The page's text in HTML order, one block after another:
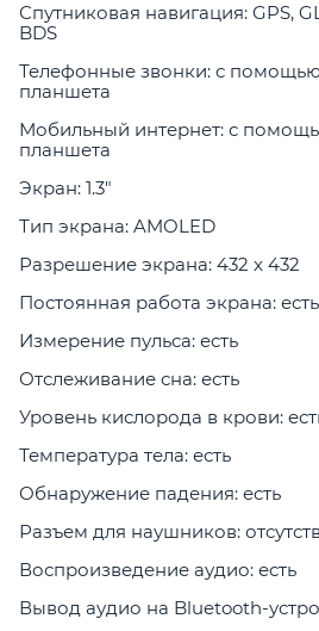
Спутниковая навигация: GPS,
BDS
Телефонные звонки: с
планшета
Мобильный интернет: с
планшета
Экран: 1.3"
Тип экрана: AMOLED
Разрешение экрана: 432 x 432
Постоянная работа экрана: есть
Измерение пульса: есть
Отслеживание сна: есть
Уровень кислорода в крови:
Температура тела: есть
Обнаружение падения: есть
Разъем для наушников:
Воспроизведение аудио: есть
Вывод аудио на Bluetooth-